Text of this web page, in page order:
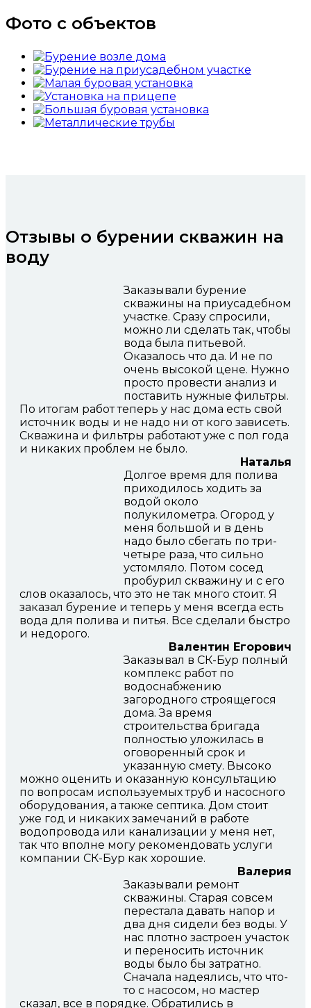
Фото с объектов
Отзывы о бурении скважин на
воду
Заказывали бурение
скважины на приусадебном
участке. Сразу спросили,
можно ли сделать так, чтобы
вода была питьевой.
Оказалось что да. И не по
очень высокой цене. Нужно
просто провести анализ и
поставить нужные фильтры.
По итогам работ теперь у нас дома есть свой
источник воды и не надо ни от кого зависеть.
Скважина и фильтры работают уже с пол года
и никаких проблем не было.
Наталья
Долгое время для полива
приходилось ходить за
водой около
полукилометра. Огород у
меня большой и в день
надо было сбегать по три-
четыре раза, что сильно
устомляло. Потом сосед
пробурил скважину и с его
слов оказалось, что это не так много стоит. Я
заказал бурение и теперь у меня всегда есть
вода для полива и питья. Все сделали быстро
и недорого.
Валентин Егорович
Заказывал в СК-Бур полный
комплекс работ по
водоснабжению
загородного строящегося
дома. За время
строительства бригада
полностью уложилась в
оговоренный срок и
указанную смету. Высоко
можно оценить и оказанную консультацию
по вопросам используемых труб и насосного
оборудования, а также септика. Дом стоит
уже год и никаких замечаний в работе
водопровода или канализации у меня нет,
так что вполне могу рекомендовать услуги
компании СК-Бур как хорошие.
Валерия
Заказывали ремонт
скважины. Старая совсем
перестала давать напор и
два дня сидели без воды. У
нас плотно застроен участок
и переносить источник
воды было бы затратно.
Сначала надеялись, что что-
то с насосом, но мастер
сказал, все в порядке. Обратились в